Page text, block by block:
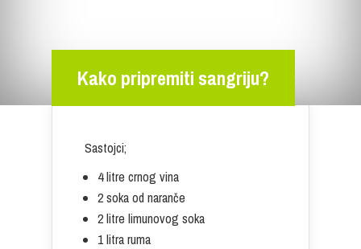
Kako pripremiti sangriju?
Sastojci;
4 litre crnog vina
2 soka od naranče
2 litre limunovog soka
1 litra ruma